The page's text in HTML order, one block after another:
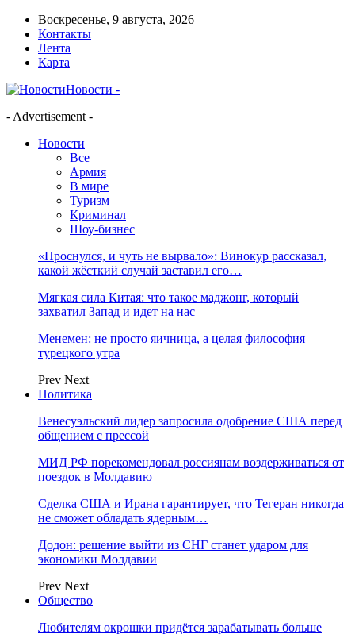
Воскресенье, 9 августа, 2026
Контакты
Лента
Карта
Новости -
- Advertisement -
Новости
Все
Армия
В мире
Туризм
Криминал
Шоу-бизнес
«Проснулся, и чуть не вырвало»: Винокур рассказал,
какой жёсткий случай заставил его…
Мягкая сила Китая: что такое маджонг, который
захватил Запад и идет на нас
Менемен: не просто яичница, а целая философия
турецкого утра
Prev Next
Политика
Венесуэльский лидер запросила одобрение США перед
общением с прессой
МИД РФ порекомендовал россиянам воздерживаться от
поездок в Молдавию
Сделка США и Ирана гарантирует, что Тегеран никогда
не сможет обладать ядерным…
Додон: решение выйти из СНГ станет ударом для
экономики Молдавии
Prev Next
Общество
Любителям окрошки придётся зарабатывать больше